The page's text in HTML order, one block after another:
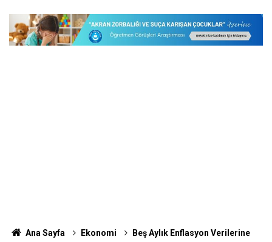
Ana Sayfa Ekonomi
Beş Aylık Enflasyon Verilerine